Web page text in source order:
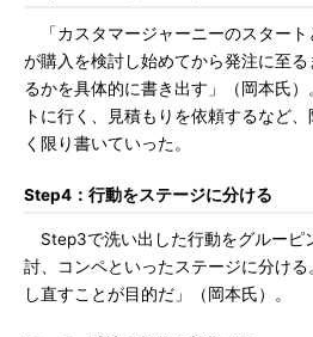
「カスタマージャーニーのスタート
が購入を検討し始めてから発注に至
るかを具体的に書き出す」（岡本氏
トに行く、見積もりを依頼するなど
く限り書いていった。
Step4：行動をステージに分ける
Step3で洗い出した行動をグルーピ
討、コンペといったステージに分け
し直すことが目的だ」（岡本氏）。